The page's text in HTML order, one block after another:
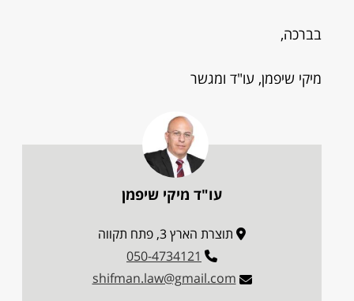
בברכה,
מיקי שיפמן, עו"ד ומגשר
עו"ד מיקי שיפמן
תוצרת הארץ 3, פתח תקווה
050-4734121
shifman.law@gmail.com